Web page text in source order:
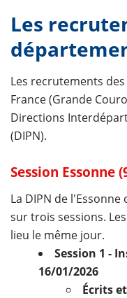
Les
Les recrutements
France (Grande
Directions
(DIPN).
Session Essonne
La DIPN de
sur trois sessions.
lieu le même jour.
Session 1 -
16/01/2026
Écrits